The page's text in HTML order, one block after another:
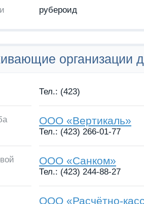
рубероид
организации
Тел.: (423)
ООО «Вертикаль»
Тел.: (423) 266-01-77
ООО «Санком»
Тел.: (423) 244-88-27
ООО «Расчётно-